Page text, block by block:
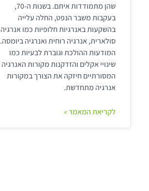
שהן מתמודדות איתם. בשנות ה-70,
בעקבות משבר הנפט, החלה עלייה
בהשקעות באנרגיות חלופיות כמו אנרגיה
סולארית, אנרגיה רוחית ואנרגיה ביומסה.
המודעות ההולכת וגוברת לבעיות כמו
שינויי אקלים והזדקנות מקורות האנרגיה
המסורתיים חיזקה את הצורך במקורות
אנרגיה מתחדשת.
לקריאת המאמר »